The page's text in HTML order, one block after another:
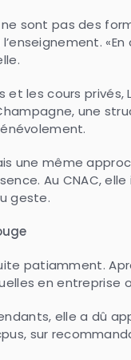
sont pas des
et les cours
une
une même
Au CNAC,
geste.
patiamment.
en entreprise
elle a dû
sur